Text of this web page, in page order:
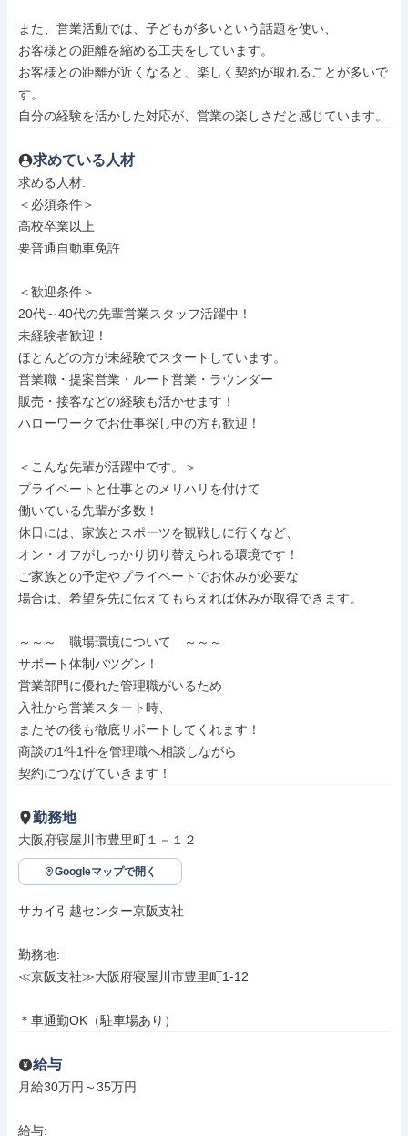
また、営業活動では、子どもが多いという話題を使い、
お客様との距離を縮める工夫をしています。
お客様との距離が近くなると、楽しく契約が取れることが多いで
す。
自分の経験を活かした対応が、営業の楽しさだと感じています。
求めている人材
求める人材:
＜必須条件＞
高校卒業以上
要普通自動車免許
＜歓迎条件＞
20代～40代の先輩営業スタッフ活躍中！
未経験者歓迎！
ほとんどの方が未経験でスタートしています。
営業職・提案営業・ルート営業・ラウンダー
販売・接客などの経験も活かせます！
ハローワークでお仕事探し中の方も歓迎！
＜こんな先輩が活躍中です。＞
プライベートと仕事とのメリハリを付けて
働いている先輩が多数！
休日には、家族とスポーツを観戦しに行くなど、
オン・オフがしっかり切り替えられる環境です！
ご家族との予定やプライベートでお休みが必要な
場合は、希望を先に伝えてもらえれば休みが取得できます。
～～～　職場環境について　～～～
サポート体制バツグン！
営業部門に優れた管理職がいるため
入社から営業スタート時、
またその後も徹底サポートしてくれます！
商談の1件1件を管理職へ相談しながら
契約につなげていきます！
勤務地
大阪府寝屋川市豊里町１－１２
Googleマップで開く
サカイ引越センター京阪支社
勤務地:
≪京阪支社≫大阪府寝屋川市豊里町1-12
＊車通勤OK（駐車場あり）
給与
月給30万円～35万円
給与: